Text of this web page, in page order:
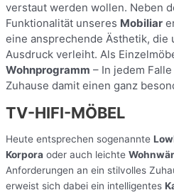
verstaut werden wollen. Neben
Funktionalität unseres Mobiliar
eine ansprechende Ästhetik, die
Ausdruck verleiht. Als
Wohnprogramm – In jedem
Zuhause damit einen ganz
TV-HIFI-MÖBEL
Heute entsprechen sogenannte
Korpora oder auch leichte
Anforderungen an ein stilvolles
erweist sich dabei ein intelligentes